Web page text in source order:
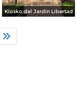
Kiosko del Jardín Libertad